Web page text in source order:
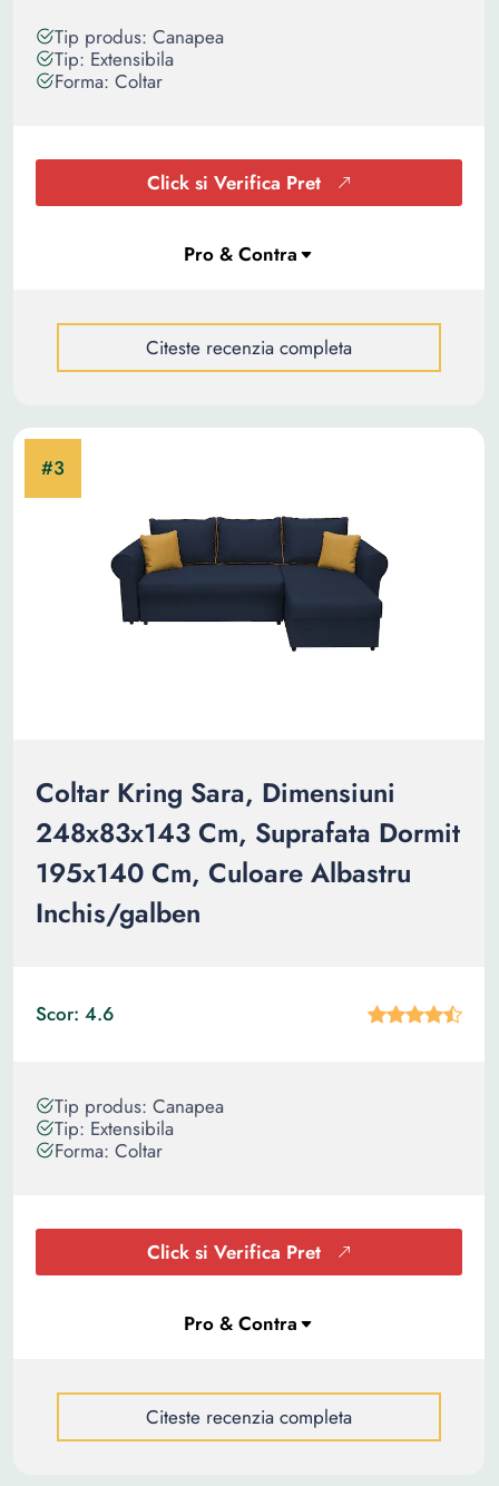
Tip produs: Canapea
Tip: Extensibila
Forma: Coltar
Click si Verifica Pret
Citeste recenzia completa
Coltar Kring Sara, Dimensiuni
248x83x143 Cm, Suprafata Dormit
195x140 Cm, Culoare Albastru
Inchis/galben
Scor: 4.6
Tip produs: Canapea
Tip: Extensibila
Forma: Coltar
Click si Verifica Pret
Citeste recenzia completa